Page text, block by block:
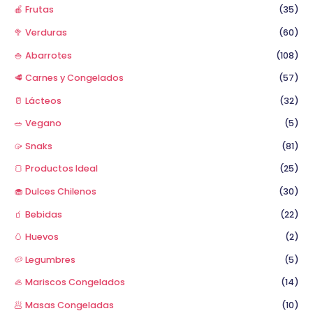
🍎 Frutas
(35)
🥦 Verduras
(60)
🍚 Abarrotes
(108)
🥩 Carnes y Congelados
(57)
🥛 Lácteos
(32)
🥗 Vegano
(5)
🥠 Snaks
(81)
🍞 Productos Ideal
(25)
🧁 Dulces Chilenos
(30)
🧃 Bebidas
(22)
🥚 Huevos
(2)
🥔 Legumbres
(5)
🦪 Mariscos Congelados
(14)
🥟 Masas Congeladas
(10)